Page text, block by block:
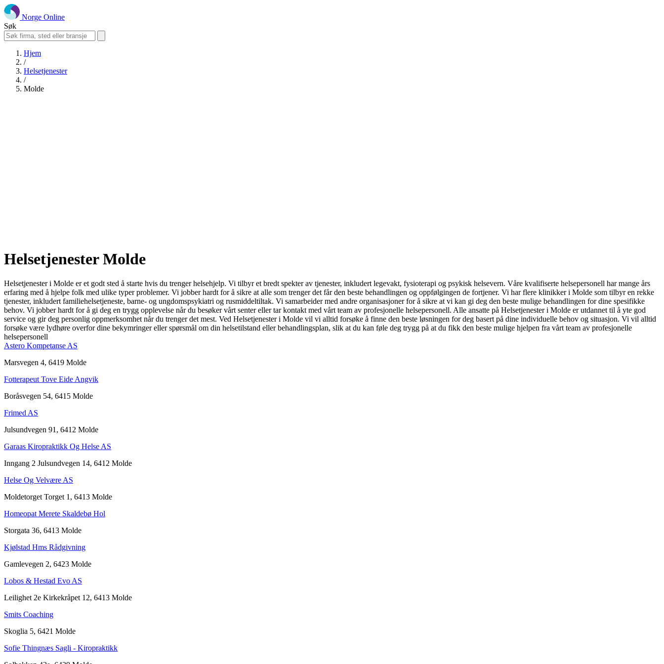
Norge Online
Søk
Hjem
/
Helsetjenester
/
Molde
Helsetjenester Molde
Helsetjenester i Molde er et godt sted å starte hvis du trenger helsehjelp. Vi tilbyr et bredt spekter av tjenester, inkludert legevakt, fysioterapi og psykisk helsevern. Våre kvalifiserte helsepersonell har mange års
erfaring med å hjelpe folk med ulike typer problemer. Vi jobber hardt for å sikre at alle som trenger det får den beste behandlingen og oppfølgingen de fortjener. Vi har flere klinikker i Molde som tilbyr en rekke
tjenester, inkludert familiehelsetjeneste, barne- og ungdomspsykiatri og rusmiddeltiltak. Vi samarbeider med andre organisasjoner for å sikre at vi kan gi deg den beste mulige behandlingen for dine spesifikke
behov. Vi jobber hardt for å gi deg en trygg opplevelse når du besøker vårt senter eller tar kontakt med vårt team av profesjonelle helsepersonell. Alle ansatte på Helsetjenester i Molde er utdannet til å yte god
service og gir deg personlig oppmerksomhet når du trenger det mest. Ved Helsetjenester i Molde vil vi alltid forsøke å finne den beste løsningen for deg basert på dine individuelle behov og situasjon. Vi vil alltid
forsøke være lydhøre overfor dine bekymringer eller spørsmål om din helsetilstand eller behandlingsplan, slik at du kan føle deg trygg på at du fikk den beste mulige hjelpen fra vårt team av profesjonelle
helsepersonell
Astero Kompetanse AS
Marsvegen 4, 6419 Molde
Fotterapeut Tove Eide Angvik
Boråsvegen 54, 6415 Molde
Frimed AS
Julsundvegen 91, 6412 Molde
Garaas Kiropraktikk Og Helse AS
Inngang 2 Julsundvegen 14, 6412 Molde
Helse Og Velvære AS
Moldetorget Torget 1, 6413 Molde
Homeopat Merete Skaldebø Hol
Storgata 36, 6413 Molde
Kjølstad Hms Rådgivning
Gamlevegen 2, 6423 Molde
Lobos & Hestad Evo AS
Leilighet 2e Kirkekråpet 12, 6413 Molde
Smits Coaching
Skoglia 5, 6421 Molde
Sofie Thingnæs Sagli - Kiropraktikk